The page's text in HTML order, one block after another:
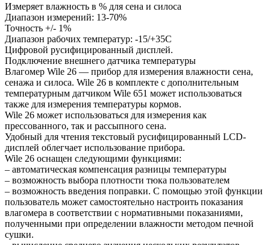
Измеряет влажность в % для сена и силоса
Диапазон измерений: 13-70%
Точность +/- 1%
Диапазон рабочих температур: -15/+35С
Цифровой русифицированный дисплей.
Подключение внешнего датчика температуры
Влагомер Wile 26 — прибор для измерения влажности сена,
сенажа и силоса. Wile 26 в комплекте с дополнительным
температурным датчиком Wile 651 может использоваться
также для измерения температуры кормов.
Wile 26 может использоваться для измерения как
прессованного, так и рассыпного сена.
Удобный для чтения текстовый русифицированный LCD-
дисплей облегчает использование прибора.
Wile 26 оснащен следующими функциями:
– автоматическая компенсация разницы температуры
– возможность выбора плотности тюка пользователем
– возможность введения поправки. С помощью этой функции
пользователь может самостоятельно настроить показания
влагомера в соответствии с нормативными показаниями,
полученными при определении влажности методом печной
сушки.